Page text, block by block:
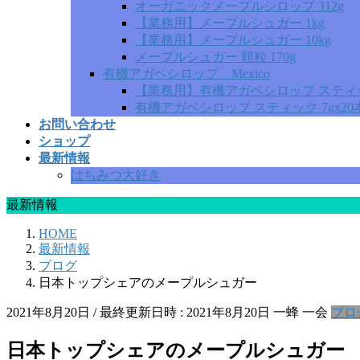
オーガニックメープルシロップ 312g
【業務用】メープルシュガー 1kg
【業務用】メープルシュガー 10kg
メープルシュガー 顆粒 170g
有機アガベシロップ Mexico
【業務用】有機アガベシロップ スティ
有機アガベシロップ スティック 7gx20
お問い合わせ
ショップ
最新情報
はちみつ大好き
最新情報
HOME
最新情報
ブログ
日本トップシェアのメープルシュガー
2021年8月20日 / 最終更新日時 : 2021年8月20日 一蜂 一会 ブロ
日本トップシェアのメープルシュガー